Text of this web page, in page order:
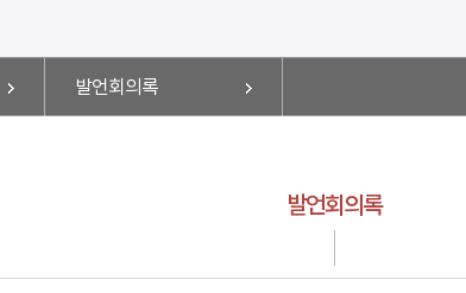
발언회의록
발언회의록